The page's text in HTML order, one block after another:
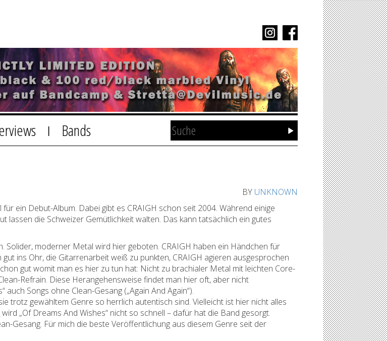
Bands
BY UNKNOWN
ein Debut-Album. Dabei gibt es CRAIGH schon seit 2004. Während einige
lassen die Schweizer Gemütlichkeit walten. Das kann tatsächlich ein gutes
Solider, moderner Metal wird hier geboten. CRAIGH haben ein Händchen für
ins Ohr, die Gitarrenarbeit weiß zu punkten, CRAIGH agieren ausgesprochen
gut womit man es hier zu tun hat: Nicht zu brachialer Metal mit leichten Core-
Refrain. Diese Herangehensweise findet man hier oft, aber nicht
Songs ohne Clean-Gesang („Again And Again“).
trotz gewähltem Genre so herrlich autentisch sind. Vielleicht ist hier nicht alles
„Of Dreams And Wishes“ nicht so schnell – dafür hat die Band gesorgt.
Gesang. Für mich die beste Veröffentlichung aus diesem Genre seit der